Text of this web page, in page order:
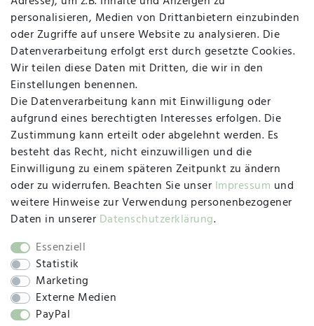
Vertrag widerrufen Kontakt
MAPALI VOR ORT
Herzogstraße 10
47533 Kleve
Montag, Dienstag, Donnerstag, Freitag
09:00 Uhr bis 13:00 Uhr
Mittwoch
09:00 Uhr bis 12:00 Uhr
SOCIAL
personalisieren, Medien von Drittanbietern einzubinden
oder Zugriffe auf unsere Website zu analysieren. Die
Datenverarbeitung erfolgt erst durch gesetzte Cookies.
Wir teilen diese Daten mit Dritten, die wir in den
Einstellungen benennen.
Die Datenverarbeitung kann mit Einwilligung oder
aufgrund eines berechtigten Interesses erfolgen. Die
Zustimmung kann erteilt oder abgelehnt werden. Es
besteht das Recht, nicht einzuwilligen und die
Einwilligung zu einem späteren Zeitpunkt zu ändern
oder zu widerrufen. Beachten Sie unser Impressum und
weitere Hinweise zur Verwendung personenbezogener
Daten in unserer Daten­schutz­erklärung.
Essenziell
Statistik
Marketing
Externe Medien
PayPal